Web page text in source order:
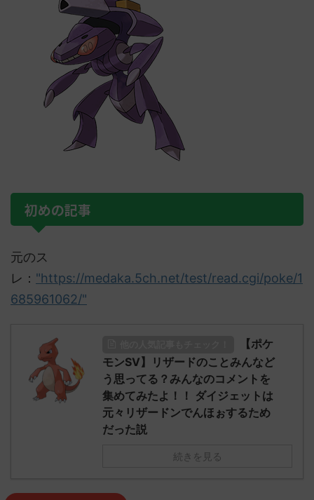
初めの記事
元のス
レ： "https://medaka.5ch.net/test/read.cgi/poke/1
685961062/"
【ポケ
モンSV】リザードのことみんなど
う思ってる？みんなのコメントを
集めてみたよ！！ ダイジェットは
元々リザードンでんほぉするため
だった説
続きを見る